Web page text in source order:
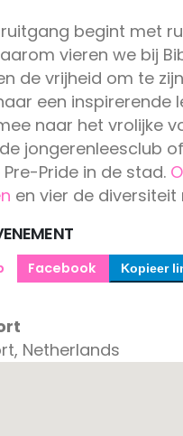
begint met
vieren we bij
de vrijheid om te
een inspirerende
naar het vrolijke
jongerenleesclub
Pride in de stad.
en vier de
Facebook Kopieer
Netherlands